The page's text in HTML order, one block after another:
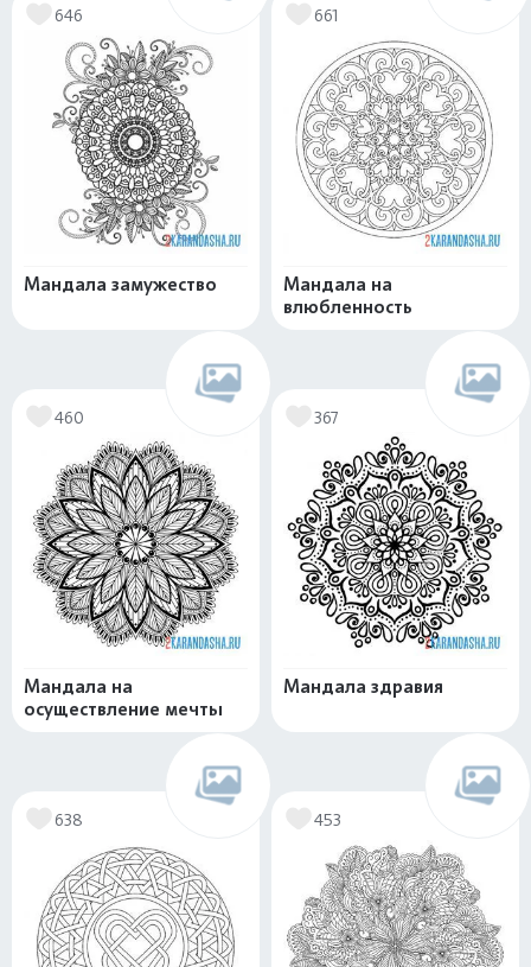
646
Мандала замужество
661
Мандала на
влюбленность
460
Мандала на
осуществление мечты
367
Мандала здравия
638 453